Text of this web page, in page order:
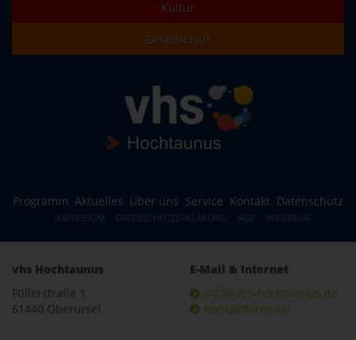
Kultur
Gesellschaft
Programm Aktuelles Über uns Service Kontakt Datenschutz
IMPRESSUM DATENSCHUTZERKLÄRUNG AGB WIDERRUF
vhs Hochtaunus
Füllerstraße 1
61440 Oberursel
E-Mail & Internet
info@vhs-hochtaunus.de
Kontaktformular